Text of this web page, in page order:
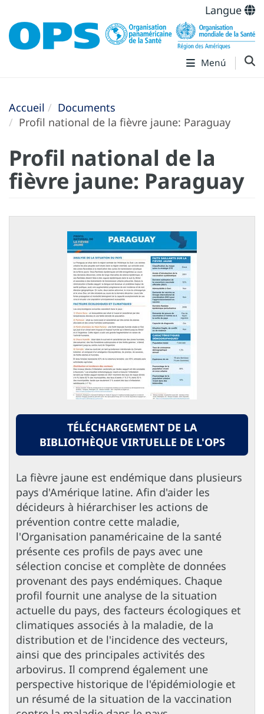
Langue
Menú
Accueil
Documents
Profil national de la fièvre jaune: Paraguay
Profil national de la
fièvre jaune: Paraguay
TÉLÉCHARGEMENT DE LA
BIBLIOTHÈQUE VIRTUELLE DE L'OPS
La fièvre jaune est endémique dans plusieurs
pays d'Amérique latine. Afin d'aider les
décideurs à hiérarchiser les actions de
prévention contre cette maladie,
l'Organisation panaméricaine de la santé
présente ces profils de pays avec une
sélection concise et complète de données
provenant des pays endémiques. Chaque
profil fournit une analyse de la situation
actuelle du pays, des facteurs écologiques et
climatiques associés à la maladie, de la
distribution et de l'incidence des vecteurs,
ainsi que des principales activités des
arbovirus. Il comprend également une
perspective historique de l'épidémiologie et
un résumé de la situation de la vaccination